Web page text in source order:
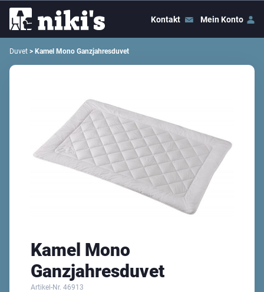
Kontakt Mein Konto
Duvet > Kamel Mono Ganzjahresduvet
Kamel Mono
Ganzjahresduvet
Artikel-Nr. 46913